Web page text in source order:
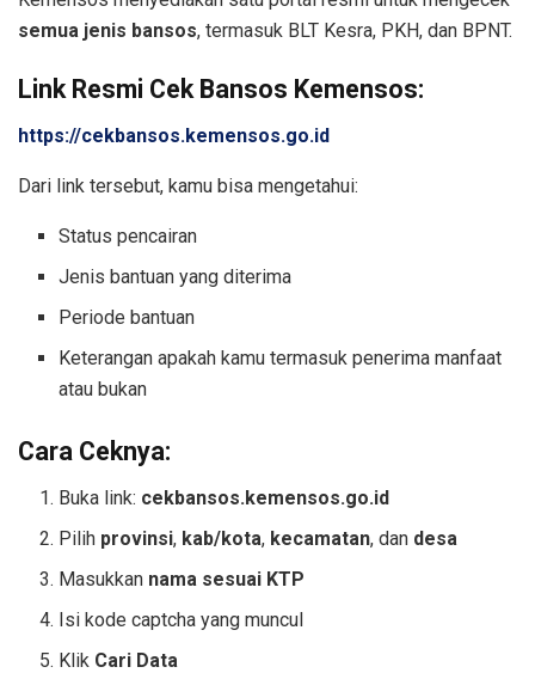
semua jenis bansos, termasuk BLT Kesra, PKH, dan BPNT.
Link Resmi Cek Bansos Kemensos:
https://cekbansos.kemensos.go.id
Dari link tersebut, kamu bisa mengetahui:
Status pencairan
Jenis bantuan yang diterima
Periode bantuan
Keterangan apakah kamu termasuk penerima manfaat
atau bukan
Cara Ceknya:
Buka link: cekbansos.kemensos.go.id
Pilih provinsi, kab/kota, kecamatan, dan desa
Masukkan nama sesuai KTP
Isi kode captcha yang muncul
Klik Cari Data